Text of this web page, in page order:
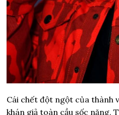
Cái chết đột ngột của thành
khán giả toàn cầu sốc nặng.